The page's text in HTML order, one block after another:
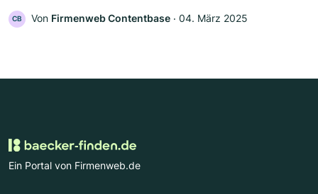
CB Von Firmenweb Contentbase ‧ 04. März 2025
Ein Portal von Firmenweb.de